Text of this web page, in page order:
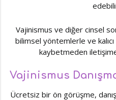
Vajinismus ve diğer cinsel
bilimsel yöntemlerle ve
kaybetmeden
Vajinismus
Ücretsiz bir ön görüşme,